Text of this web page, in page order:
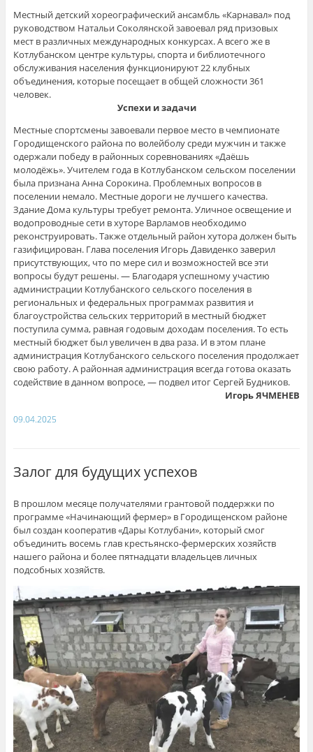
Местный детский хореографический ансамбль «Карнавал» под
руководством Натальи Соколянской завоевал ряд призовых
мест в различных международных конкурсах. А всего же в
Котлубанском центре культуры, спорта и библиотечного
обслуживания населения функционируют 22 клубных
объединения, которые посещает в общей сложности 361
человек.
Успехи и задачи
Местные спортсмены завоевали первое место в чемпионате
Городищенского района по волейболу среди мужчин и также
одержали победу в районных соревнованиях «Даёшь
молодёжь». Учителем года в Котлубанском сельском поселении
была признана Анна Сорокина. Проблемных вопросов в
поселении немало. Местные дороги не лучшего качества.
Здание Дома культуры требует ремонта. Уличное освещение и
водопроводные сети в хуторе Варламов необходимо
реконструировать. Также отдельный район хутора должен быть
газифицирован. Глава поселения Игорь Давиденко заверил
присутствующих, что по мере сил и возможностей все эти
вопросы будут решены. — Благодаря успешному участию
администрации Котлубанского сельского поселения в
региональных и федеральных программах развития и
благоустройства сельских территорий в местный бюджет
поступила сумма, равная годовым доходам поселения. То есть
местный бюджет был увеличен в два раза. И в этом плане
администрация Котлубанского сельского поселения продолжает
свою работу. А районная администрация всегда готова оказать
содействие в данном вопросе, — подвел итог Сергей Будников.
Игорь ЯЧМЕНЕВ
09.04.2025
Залог для будущих успехов
В прошлом месяце получателями грантовой поддержки по
программе «Начинающий фермер» в Городищенском районе
был создан кооператив «Дары Котлубани», который смог
объединить восемь глав крестьянско-фермерских хозяйств
нашего района и более пятнадцати владельцев личных
подсобных хозяйств.